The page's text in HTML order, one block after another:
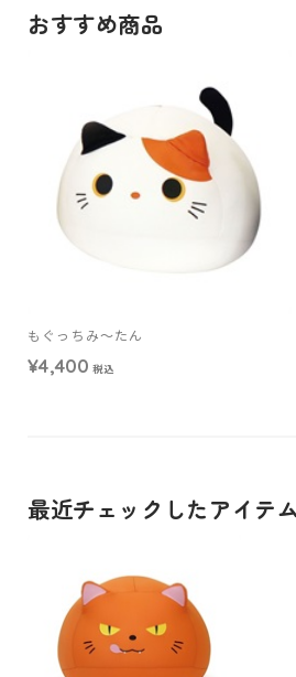
おすすめ商品
もぐっちみ～たん
¥4,400 税込
最近チェックしたアイテ